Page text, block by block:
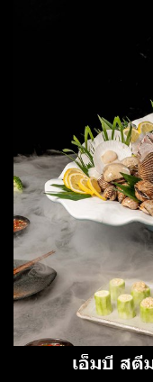
เอ็มบี สตี